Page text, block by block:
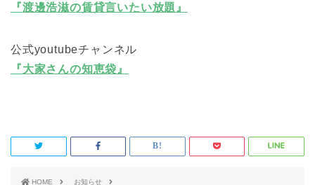
『渡邊浩滋の賃貸言いたい放題』
公式youtubeチャンネル
『大家さんの知恵袋』
HOME お知らせ